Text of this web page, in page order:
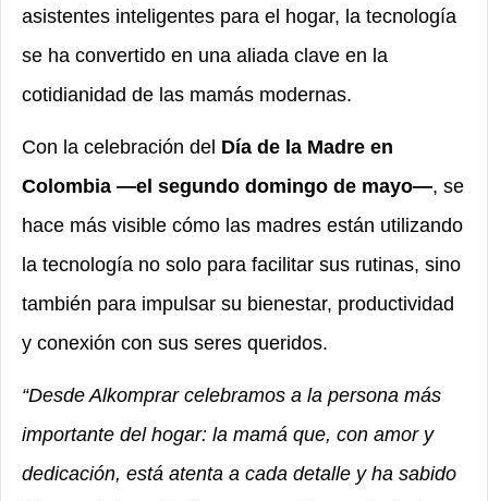
asistentes inteligentes para el hogar, la tecnología
se ha convertido en una aliada clave en la
cotidianidad de las mamás modernas.
Con la celebración del Día de la Madre en
Colombia —el segundo domingo de mayo—, se
hace más visible cómo las madres están utilizando
la tecnología no solo para facilitar sus rutinas, sino
también para impulsar su bienestar, productividad
y conexión con sus seres queridos.
“Desde Alkomprar celebramos a la persona más
importante del hogar: la mamá que, con amor y
dedicación, está atenta a cada detalle y ha sabido